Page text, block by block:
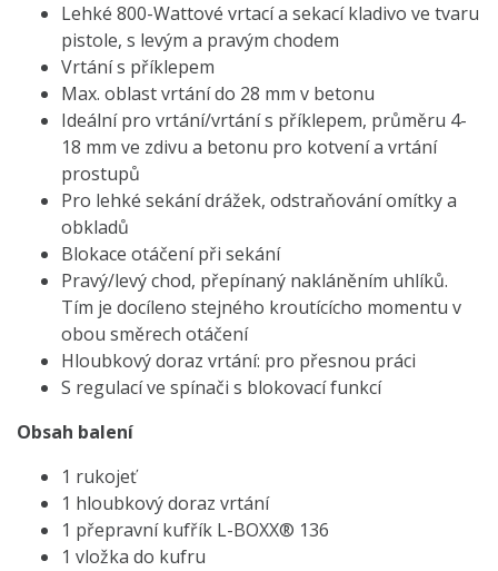
Lehké 800-Wattové vrtací a sekací kladivo ve tvaru
pistole, s levým a pravým chodem
Vrtání s příklepem
Max. oblast vrtání do 28 mm v betonu
Ideální pro vrtání/vrtání s příklepem, průměru 4-
18 mm ve zdivu a betonu pro kotvení a vrtání
prostupů
Pro lehké sekání drážek, odstraňování omítky a
obkladů
Blokace otáčení při sekání
Pravý/levý chod, přepínaný nakláněním uhlíků.
Tím je docíleno stejného kroutícícho momentu v
obou směrech otáčení
Hloubkový doraz vrtání: pro přesnou práci
S regulací ve spínači s blokovací funkcí
Obsah balení
1 rukojeť
1 hloubkový doraz vrtání
1 přepravní kufřík L-BOXX® 136
1 vložka do kufru